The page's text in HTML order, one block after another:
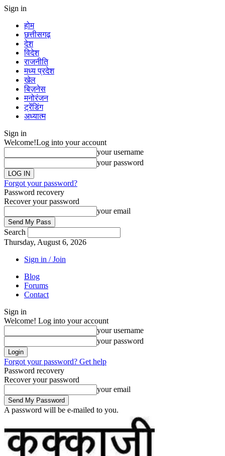
Sign in
होम
छत्तीसगढ़
देश
विदेश
राजनीति
मध्य प्रदेश
खेल
बिज़नेस
मनोरंजन
ट्रेंडिंग
अध्यात्म
Sign in
Welcome!Log into your account
your username
your password
Forgot your password?
Password recovery
Recover your password
your email
Search
Thursday, August 6, 2026
Sign in / Join
Blog
Forums
Contact
Sign in
Welcome! Log into your account
your username
your password
Forgot your password? Get help
Password recovery
Recover your password
your email
A password will be e-mailed to you.